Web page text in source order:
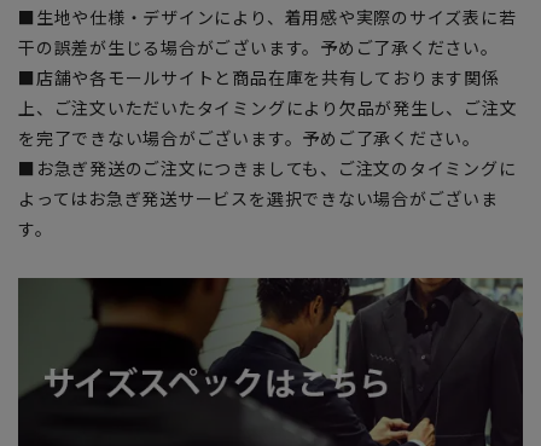
■生地や仕様・デザインにより、着用感や実際のサイズ表に若
干の誤差が生じる場合がございます。予めご了承ください。
■店舗や各モールサイトと商品在庫を共有しております関係
上、ご注文いただいたタイミングにより欠品が発生し、ご注文
を完了できない場合がございます。予めご了承ください。
■お急ぎ発送のご注文につきましても、ご注文のタイミングに
よってはお急ぎ発送サービスを選択できない場合がございま
す。